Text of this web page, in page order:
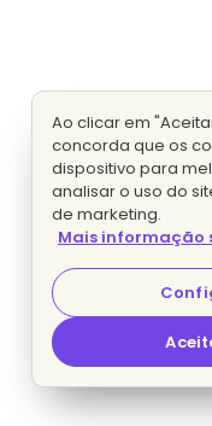
Ao clicar em
concorda que os
dispositivo para
analisar o uso do
de marketing.
Mais informação